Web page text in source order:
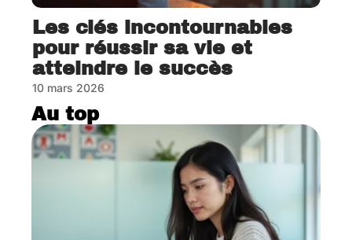
Les clés incontournables
pour réussir sa vie et
atteindre le succès
10 mars 2026
Au top